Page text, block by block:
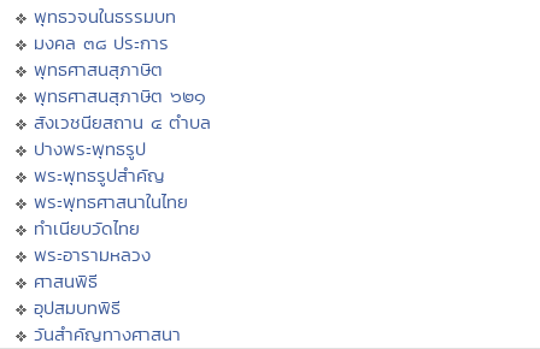
พุทธวจนในธรรมบท
มงคล ๓๘ ประการ
พุทธศาสนสุภาษิต
พุทธศาสนสุภาษิต ๖๒๑
สังเวชนียสถาน ๔ ตำบล
ปางพระพุทธรูป
พระพุทธรูปสำคัญ
พระพุทธศาสนาในไทย
ทำเนียบวัดไทย
พระอารามหลวง
ศาสนพิธี
อุปสมบทพิธี
วันสำคัญทางศาสนา